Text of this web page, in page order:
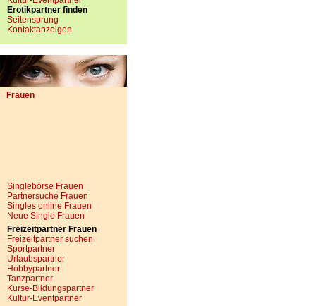
Erotikpartner finden
Seitensprung
Kontaktanzeigen
Frauen
Singlebörse Frauen
Partnersuche Frauen
Singles online Frauen
Neue Single Frauen
Freizeitpartner Frauen
Freizeitpartner suchen
Sportpartner
Urlaubspartner
Hobbypartner
Tanzpartner
Kurse-Bildungspartner
Kultur-Eventpartner